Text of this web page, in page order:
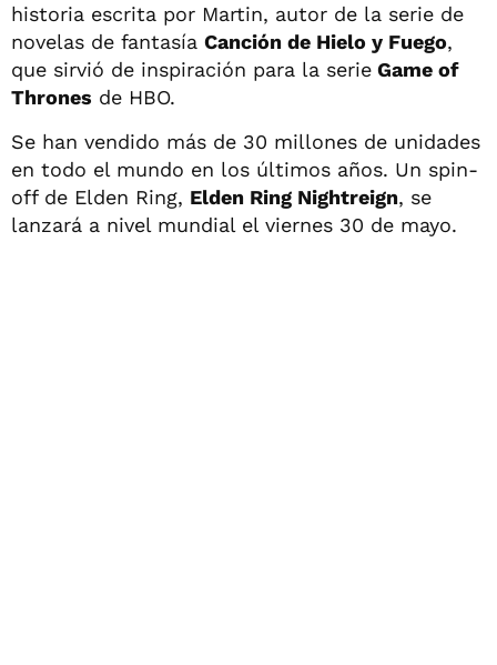
historia escrita por Martin, autor de la serie de
novelas de fantasía Canción de Hielo y Fuego,
que sirvió de inspiración para la serie Game of
Thrones de HBO.
Se han vendido más de 30 millones de unidades
en todo el mundo en los últimos años. Un spin-
off de Elden Ring, Elden Ring Nightreign, se
lanzará a nivel mundial el viernes 30 de mayo.